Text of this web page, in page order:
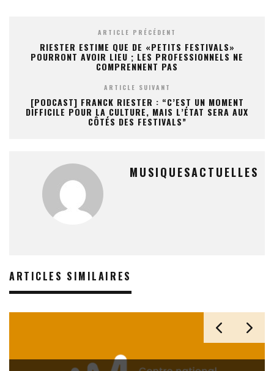
ARTICLE PRÉCÉDENT
RIESTER ESTIME QUE DE «PETITS FESTIVALS»
POURRONT AVOIR LIEU ; LES PROFESSIONNELS NE
COMPRENNENT PAS
ARTICLE SUIVANT
[PODCAST] FRANCK RIESTER : “C’EST UN MOMENT
DIFFICILE POUR LA CULTURE, MAIS L’ÉTAT SERA AUX
CÔTÉS DES FESTIVALS”
MUSIQUESACTUELLES
ARTICLES SIMILAIRES